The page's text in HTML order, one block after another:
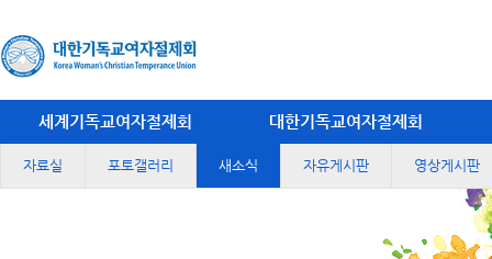
세계기독교여자절제회 대한기독교여자절제회
자료실 포토갤러리 새소식 자유게시판 영상게시판